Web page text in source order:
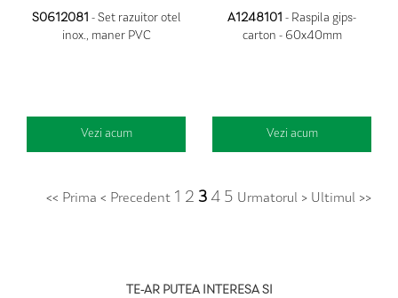
S0612081 - Set razuitor otel
inox., maner PVC
Vezi acum
A1248101 - Raspila gips-
carton - 60x40mm
Vezi acum
<< Prima < Precedent 1 2 3 4 5 Urmatorul > Ultimul >>
TE-AR PUTEA INTERESA SI